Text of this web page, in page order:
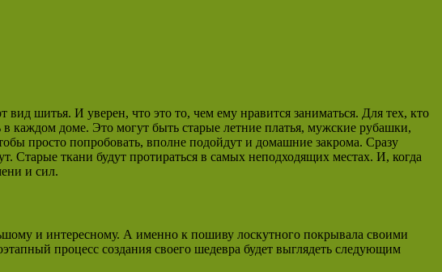
вид шитья. И уверен, что это то, чем ему нравится заниматься. Для тех, кто
в каждом доме. Это могут быть старые летние платья, мужские рубашки,
просто попробовать, вполне подойдут и домашние закрома. Сразу
Старые ткани будут протираться в самых неподходящих местах. И, когда
и сил.
и интересному. А именно к пошиву лоскутного покрывала своими
процесс создания своего шедевра будет выглядеть следующим